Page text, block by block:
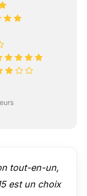
tout-en-un,
est un choix